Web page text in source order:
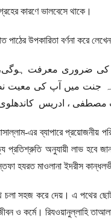
কারণে ভালবেসে থাকে।
উপকারিতা বর্ণনা করে
کی ضروری معرفت
میں آپ کی معیت
، ادریس
এর ব্যাপারে প্রয়োজনীয়
প্রতিশ্রুতি অনুযায়ী লাভ হবে
হযরত মাওলানা ইদরীস
চলা সহজ করে দেয়। এ পথের
জীবন ও কর্মে। রিযওয়ানুল্লাহি